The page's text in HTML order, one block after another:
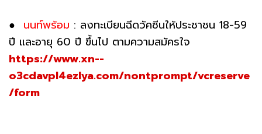
● นนท์พร้อม : ลงทะเบียนฉีดวัคซีนให้ประชาชน 18-59
ปี และอายุ 60 ปี ขึ้นไป ตามความสมัครใจ
https://www.xn--
o3cdavpl4ezlya.com/nontprompt/vcreserve
/form